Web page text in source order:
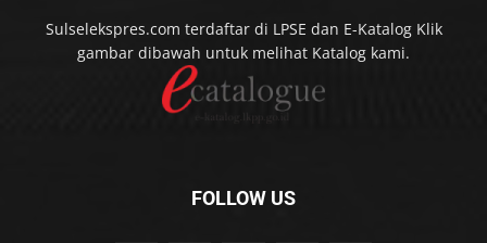
Sulselekspres.com terdaftar di LPSE dan E-Katalog Klik
gambar dibawah untuk melihat Katalog kami.
FOLLOW US